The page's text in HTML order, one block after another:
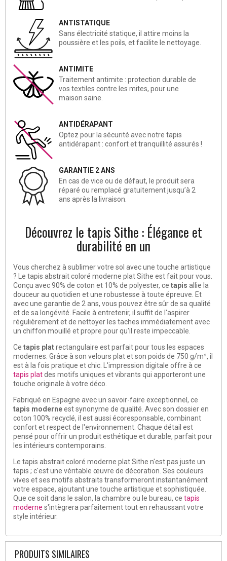
ANTISTATIQUE
Sans électricité statique, il attire moins la
poussière et les poils, et facilite le nettoyage.
ANTIMITE
Traitement antimite : protection durable de
vos textiles contre les mites, pour une
maison saine.
ANTIDÉRAPANT
Optez pour la sécurité avec notre tapis
antidérapant : confort et tranquillité assurés !
GARANTIE 2 ANS
En cas de vice ou de défaut, le produit sera
réparé ou remplacé gratuitement jusqu’à 2
ans après la livraison.
Découvrez le tapis Sithe : Élégance et
durabilité en un
Vous cherchez à sublimer votre sol avec une touche artistique
? Le tapis abstrait coloré moderne plat Sithe est fait pour vous.
Conçu avec 90% de coton et 10% de polyester, ce tapis allie la
douceur au quotidien et une robustesse à toute épreuve. Et
avec une garantie de 2 ans, vous pouvez être sûr de sa qualité
et de sa longévité. Facile à entretenir, il suffit de l'aspirer
régulièrement et de nettoyer les taches immédiatement avec
un chiffon mouillé et propre pour qu'il reste impeccable.
Ce tapis platrectangulaire est parfait pour tous les espaces
modernes. Grâce à son velours plat et son poids de 750 g/m², il
est à la fois pratique et chic. L'impression digitale offre à ce
tapis platdes motifs uniques et vibrants qui apporteront une
touche originale à votre déco.
Fabriqué en Espagne avec un savoir-faire exceptionnel, ce
tapis moderneest synonyme de qualité. Avec son dossier en
coton 100% recyclé, il est aussi écoresponsable, combinant
confort et respect de l'environnement. Chaque détail est
pensé pour offrir un produit esthétique et durable, parfait pour
les intérieurs contemporains.
Le tapis abstrait coloré moderne plat Sithe n'est pas juste un
tapis ; c'est une véritable œuvre de décoration. Ses couleurs
vives et ses motifs abstraits transformeront instantanément
votre espace, ajoutant une touche artistique et sophistiquée.
Que ce soit dans le salon, la chambre ou le bureau, ce tapis
moderne s'intègrera parfaitement tout en rehaussant votre
style intérieur.
PRODUITS SIMILAIRES